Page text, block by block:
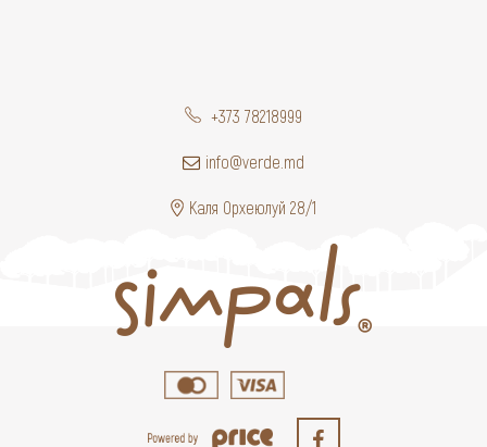
+373 78218999
info@verde.md
Каля Орхеюлуй 28/1